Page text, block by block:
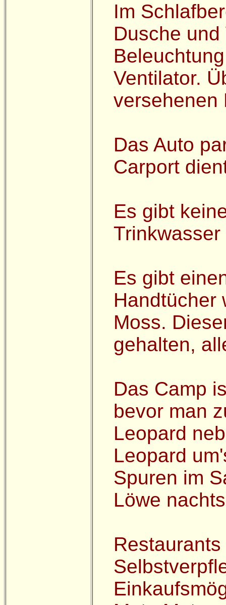
Im
Dusche
Ventilator.
versehenen
Das Auto
Carport
Es gibt
Es gibt
Handtücher
Moss.
gehalten,
Das Camp
bevor man
Leopard
Leopard
Spuren im
Löwe